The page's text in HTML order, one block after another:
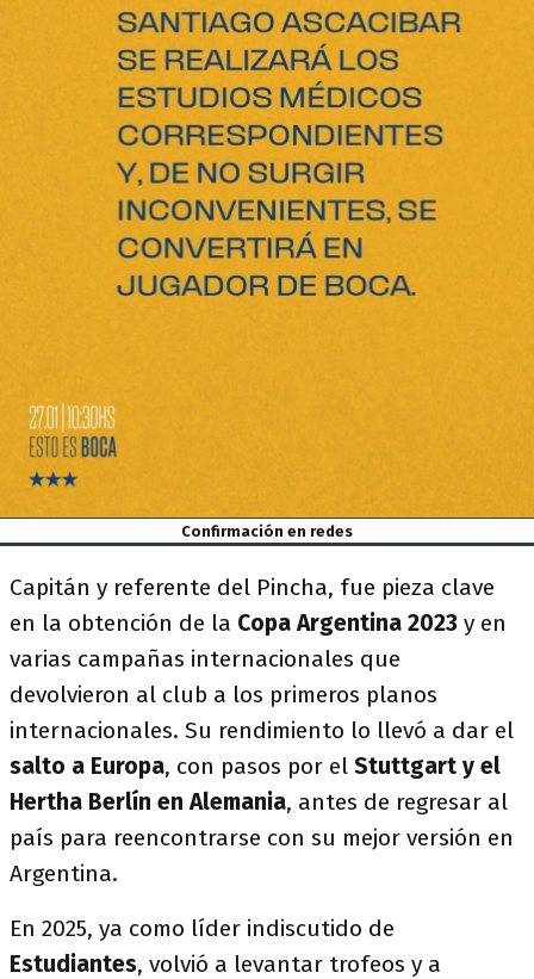
Confirmación en redes
Capitán y referente del Pincha, fue pieza clave
en la obtención de la Copa Argentina 2023 y en
varias campañas internacionales que
devolvieron al club a los primeros planos
internacionales. Su rendimiento lo llevó a dar el
salto a Europa, con pasos por el Stuttgart y el
Hertha Berlín en Alemania, antes de regresar al
país para reencontrarse con su mejor versión en
Argentina.
En 2025, ya como líder indiscutido de
Estudiantes, volvió a levantar trofeos y a